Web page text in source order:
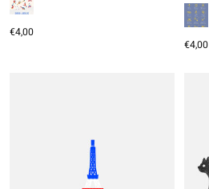
€4,00
€4,00